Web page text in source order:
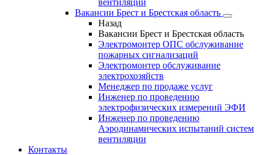
вентиляции
Вакансии Брест и Брестская область
Назад
Вакансии Брест и Брестская область
Электромонтер ОПС обслуживание
пожарных сигнализаций
Электромонтер обслуживание
электрохозяйств
Менеджер по продаже услуг
Инженер по проведению
электрофизических измерений ЭФИ
Инженер по проведению
Аэродинамических испытаний систем
вентиляции
Контакты